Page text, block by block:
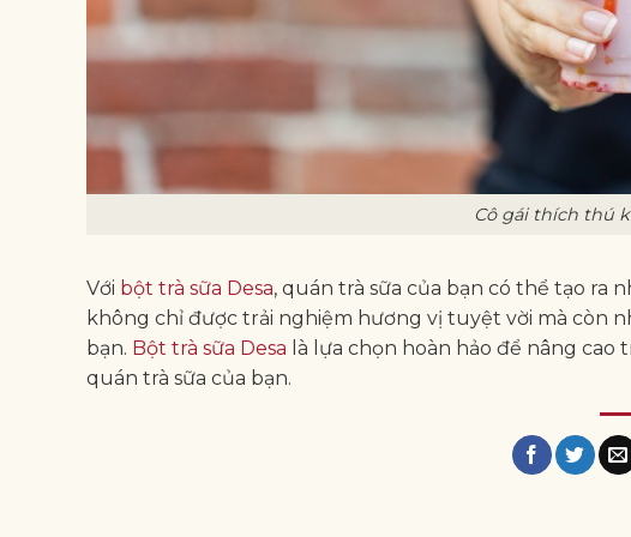
Cô gái thích thú
Với bột trà sữa Desa, quán trà sữa của bạn có thể tạo ra
không chỉ được trải nghiệm hương vị tuyệt vời mà còn
bạn. Bột trà sữa Desa là lựa chọn hoàn hảo để nâng
quán trà sữa của bạn.